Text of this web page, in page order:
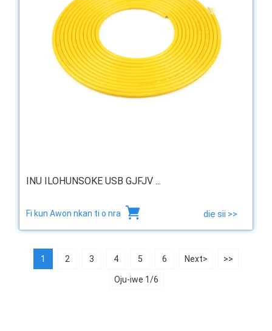
INU ILOHUNSOKE USB GJFJV ...
Fi kun Awon nkan ti o nra diẹ sii >>
1 2 3 4 5 6 Next> >>
Oju-iwe 1/6